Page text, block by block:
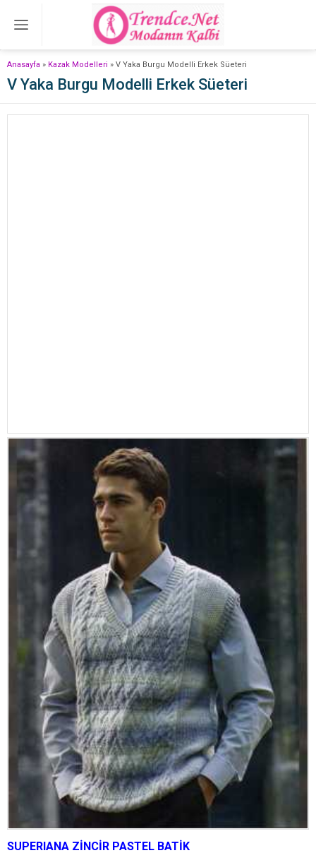
Anasayfa » Kazak Modelleri » V Yaka Burgu Modelli Erkek Süeteri
V Yaka Burgu Modelli Erkek Süeteri
SUPERIANA ZİNCİR PASTEL BATİK